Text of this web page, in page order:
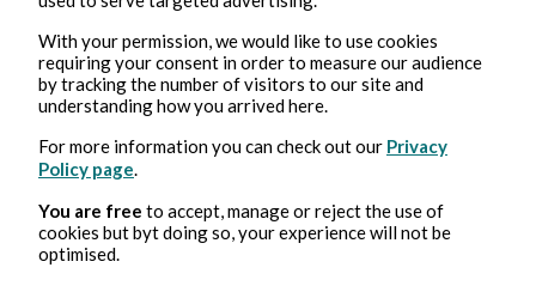
Bernard Ducosson
With your permission, we would like to use cookies
requiring your consent in order to measure our audience
by tracking the number of visitors to our site and
understanding how you arrived here.
For more information you can check out our Privacy
Policy page
You are free to accept, manage or reject the use of
cookies but byt doing so, your experience will not be
optimised.